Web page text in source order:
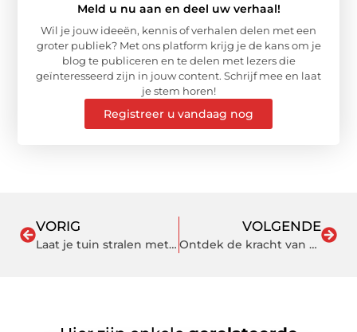
Meld u nu aan en deel uw verhaal!
Wil je jouw ideeën, kennis of verhalen delen met een
groter publiek? Met ons platform krijg je de kans om je
blog te publiceren en te delen met lezers die
geïnteresseerd zijn in jouw content. Schrijf mee en laat
je stem horen!
Registreer u vandaag nog
VORIG
Laat je tuin stralen met de juiste buitenlamp
VOLGENDE
Ontdek de kracht van een psycholoog in Hellevoetsluis